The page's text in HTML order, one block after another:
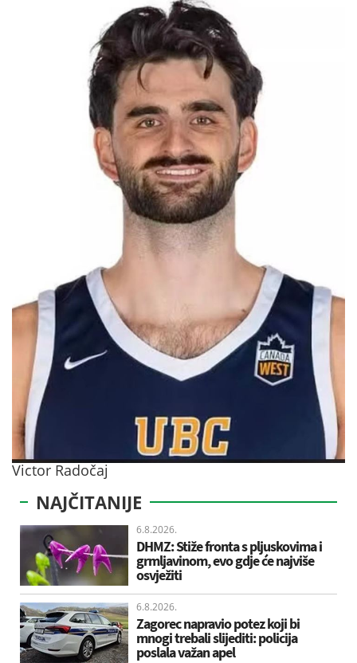
Victor Radočaj
NAJČITANIJE
6.8.2026.
DHMZ: Stiže fronta s pljuskovima i
grmljavinom, evo gdje će najviše
osvježiti
6.8.2026.
Zagorec napravio potez koji bi
mnogi trebali slijediti: policija
poslala važan apel